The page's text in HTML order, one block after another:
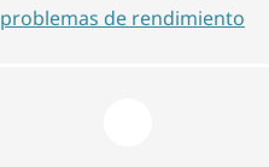
problemas de rendimiento